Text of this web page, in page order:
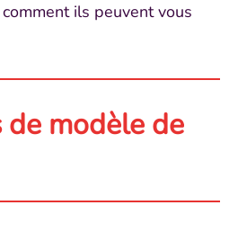
ils peuvent vous
modèle de